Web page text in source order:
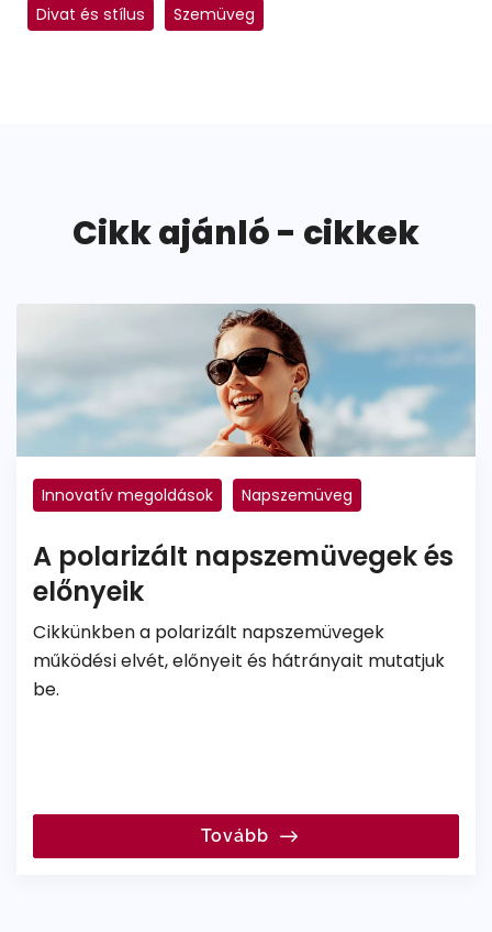
Divat és stílus Szemüveg
Cikk ajánló - cikkek
Innovatív megoldások
Napszemüveg
Dioptriás napszemüveg
A polarizált napszemüvegek és
előnyeik
Cikkünkben a polarizált napszemüvegek
működési elvét, előnyeit és hátrányait mutatjuk
be.
Tovább